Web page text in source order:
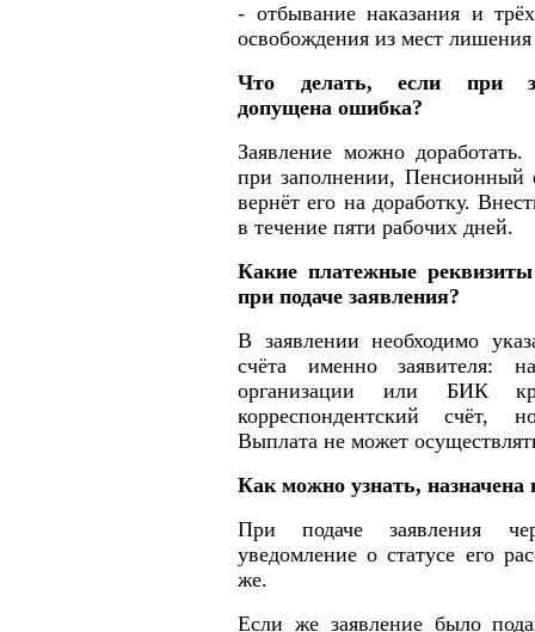
- отбывание наказания и
освобождения из мест
Что делать, если при
допущена ошибка?
Заявление можно
при заполнении, Пенсионный
вернёт его на доработку.
в течение пяти рабочих дней.
Какие платежные
при подаче заявления?
В заявлении необходимо
счёта именно заявителя:
организации или БИК
корреспондентский счёт,
Выплата не может
Как можно узнать, назначена
При подаче заявления
уведомление о статусе его
же.
Если же заявление было